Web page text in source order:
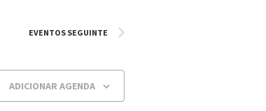
EVENTOS SEGUINTE
ADICIONAR AGENDA